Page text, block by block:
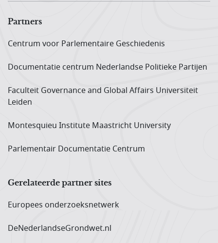
Partners
Centrum voor Parlementaire Geschiedenis
Documentatie centrum Neder­landse Politieke Partijen
Faculteit Governance and Global Affairs Universiteit
Leiden
Montesquieu Institute Maastricht University
Parlementair Documentatie Centrum
Gerelateerde partner sites
Europees onderzoeks­netwerk
DeNederlandseGrondwet.nl